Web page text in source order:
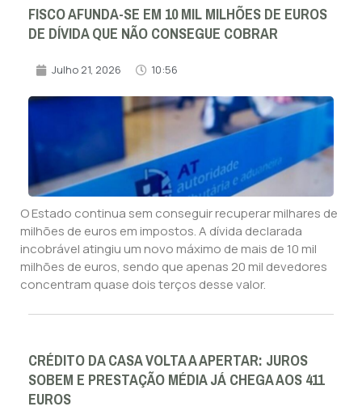
FISCO AFUNDA-SE EM 10 MIL MILHÕES DE EUROS
DE DÍVIDA QUE NÃO CONSEGUE COBRAR
Julho 21, 2026 10:56
O Estado continua sem conseguir recuperar milhares de
milhões de euros em impostos. A dívida declarada
incobrável atingiu um novo máximo de mais de 10 mil
milhões de euros, sendo que apenas 20 mil devedores
concentram quase dois terços desse valor.
CRÉDITO DA CASA VOLTA A APERTAR: JUROS
SOBEM E PRESTAÇÃO MÉDIA JÁ CHEGA AOS 411
EUROS